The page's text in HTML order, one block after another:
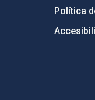
Política